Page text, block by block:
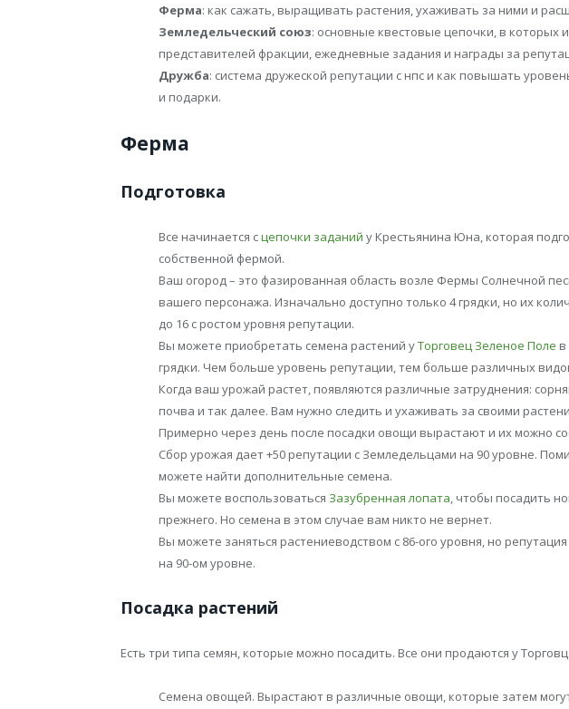
Ферма: как сажать, выращивать растения, ухаживать за ними и
Земледельческий союз: основные квестовые цепочки, в которых
представителей фракции, ежедневные задания и награды за
Дружба: система дружеской репутации с нпс и как повышать
и подарки.
Ферма
Подготовка
Все начинается сцепочки заданий у Крестьянина Юна, которая
собственной фермой.
Ваш огород – это фазированная область возле Фермы Солнечной
вашего персонажа. Изначально доступно только 4 грядки, но их
до 16 с ростом уровня репутации.
Вы можете приобретать семена растений уТорговец Зеленое Поле
грядки. Чем больше уровень репутации, тем больше различных
Когда ваш урожай растет, появляются различные затруднения:
почва и так далее. Вам нужно следить и ухаживать за своими
Примерно через день после посадки овощи вырастают и их можно
Сбор урожая дает +50 репутации с Земледельцами на 90 уровне.
можете найти дополнительные семена.
Вы можете воспользоваться Зазубренная лопата, чтобы посадить
прежнего. Но семена в этом случае вам никто не вернет.
Вы можете заняться растениеводством с 86-ого уровня, но
на 90-ом уровне.
Посадка растений
Есть три типа семян, которые можно посадить. Все они продаются у
Семена овощей. Вырастают в различные овощи, которые затем